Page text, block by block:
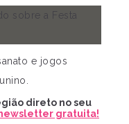
e jogos
direto no seu
gratuita!